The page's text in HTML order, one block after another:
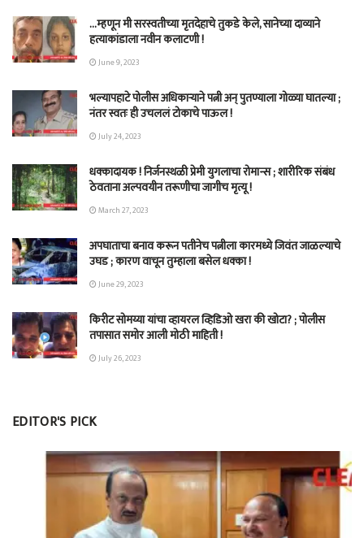
…म्हणून मी सरस्वतीच्या मृतदेहाचे तुकडे केले, सानेच्या दाव्याने
हत्याकांडाला नवीन कलाटणी !
June 9, 2023
भल्यापहाटे पोलीस अधिकाऱ्याने पत्नी अन् पुतण्याला गोळ्या घातल्या ;
नंतर स्वतः ही उचललं टोकाचे पाऊल !
July 24, 2023
धक्कादायक ! निर्जनस्थळी प्रेमी युगलाचा रोमान्स ; शारीरिक संबंध
ठेवताना अल्पवयीन तरूणीचा जागीच मृत्यू !
March 27, 2023
अपघाताचा बनाव करून पतीनेच‎ पत्नीला कारमध्ये जिवंत जाळल्याचे
उघड ; कारण वाचून तुम्हाला बसेल धक्का !
June 29, 2023
किरीट सोमय्या यांचा व्हायरल व्हिडिओ खरा की खोटा? ; पोलीस
तपासात समोर आली मोठी माहिती !
July 26, 2023
EDITOR'S PICK